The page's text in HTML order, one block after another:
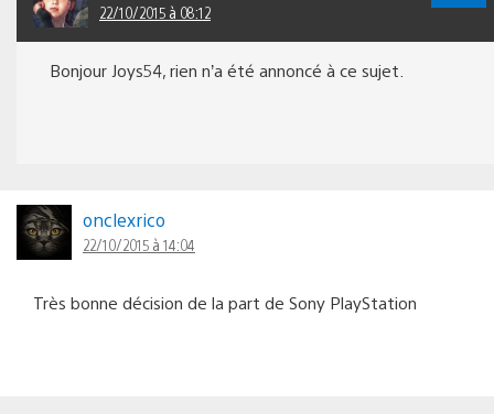
22/10/2015 à 08:12
Bonjour Joys54, rien n’a été annoncé à ce sujet.
onclexrico
22/10/2015 à 14:04
Très bonne décision de la part de Sony PlayStation